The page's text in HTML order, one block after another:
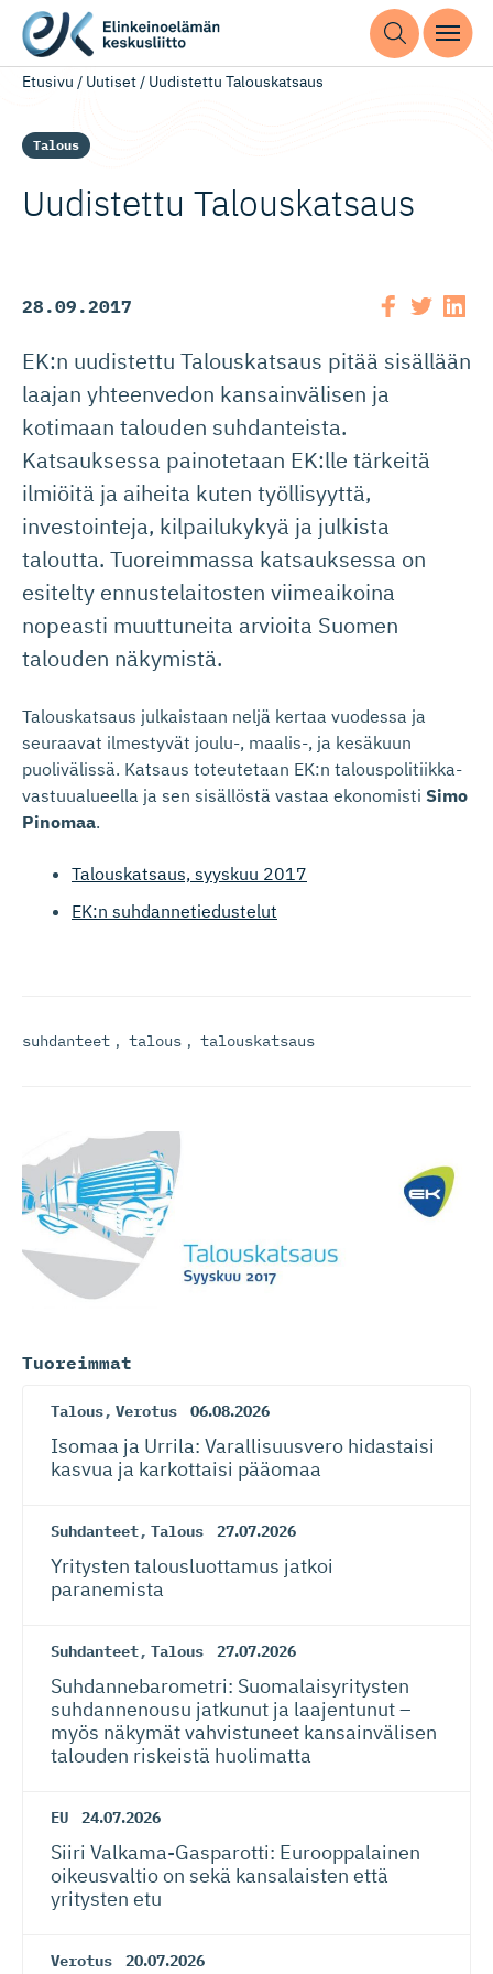
Etusivu / Uutiset/ Uudistettu Talouskatsaus
Talous
Uudistettu Talouskatsaus
28.09.2017
EK:n uudistettu Talouskatsaus pitää sisällään
laajan yhteenvedon kansainvälisen ja
kotimaan talouden suhdanteista.
Katsauksessa painotetaan EK:lle tärkeitä
ilmiöitä ja aiheita kuten työllisyyttä,
investointeja, kilpailukykyä ja julkista
taloutta. Tuoreimmassa katsauksessa on
esitelty ennustelaitosten viimeaikoina
nopeasti muuttuneita arvioita Suomen
talouden näkymistä.
Talouskatsaus julkaistaan neljä kertaa vuodessa ja
seuraavat ilmestyvät joulu-, maalis-, ja kesäkuun
puolivälissä. Katsaus toteutetaan EK:n talouspolitiikka-
vastuualueella ja sen sisällöstä vastaa ekonomisti Simo
Pinomaa.
Talouskatsaus, syyskuu 2017
EK:n suhdannetiedustelut
suhdanteet , talous , talouskatsaus
Tuoreimmat
Talous, Verotus 06.08.2026
Isomaa ja Urrila: Varallisuusvero hidastaisi
kasvua ja karkottaisi pääomaa
Suhdanteet, Talous 27.07.2026
Yritysten talousluottamus jatkoi
paranemista
Suhdanteet, Talous 27.07.2026
Suhdanneba­ro­metri: Suomalaisy­ri­tysten
suhdannenousu jatkunut ja laajentunut –
myös näkymät vahvistuneet kansainvälisen
talouden riskeistä huolimatta
EU 24.07.2026
Siiri Valkama-Gas­pa­rotti: Eurooppalainen
oikeusvaltio on sekä kansalaisten että
yritysten etu
Verotus 20.07.2026